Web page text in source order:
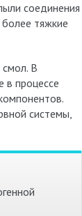
соединения
тяжкие
В
в процессе
системы,